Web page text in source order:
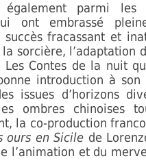
parmi les
ont embrassé
fracassant et
sorcière, l’adaptation
Contes de la nuit
introduction à son
issues d’horizons
ombres chinoises
la co-production
ours en Sicile de
l’animation et du